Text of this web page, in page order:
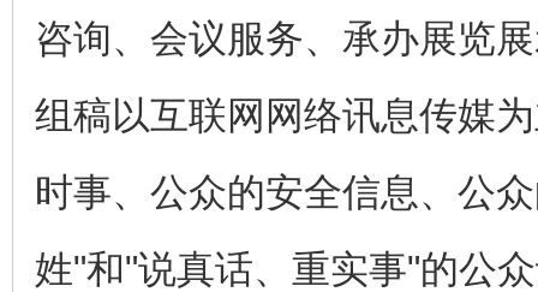
咨询、会议服务、承办展览
组稿以互联网网络讯息传媒
时事、公众的安全信息、公
姓"和"说真话、重实事"的公